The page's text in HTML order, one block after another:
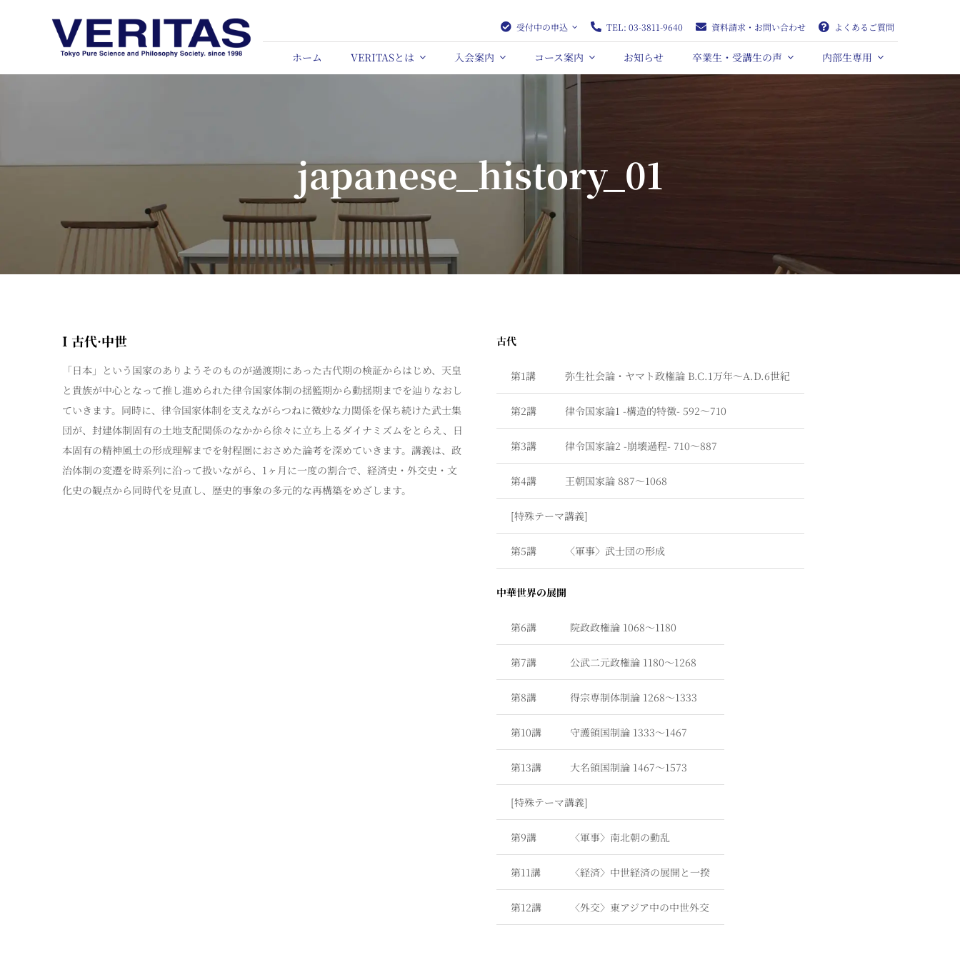
受付中の申込 TEL: 03-3811-9640 資料請求・お問い合わせ よくあるご質問
ホーム VERITASとは 入会案内 コース案内 お知らせ 卒業生・受講生の声 内部生専用
japanese_history_01
I 古代·中世
「日本」という国家のありようそのものが過渡期にあった古代期の検証からはじめ、天皇
と貴族が中心となって推し進められた律令国家体制の揺籃期から動揺期までを辿りなおし
ていきます。同時に、律令国家体制を支えながらつねに微妙な力関係を保ち続けた武士集
団が、封建体制固有の土地支配関係のなかから徐々に立ち上るダイナミズムをとらえ、日
本固有の精神風土の形成理解までを射程圏におさめた論考を深めていきます。講義は、政
治体制の変遷を時系列に沿って扱いながら、1ヶ月に一度の割合で、経済史・外交史・文
化史の観点から同時代を見直し、歴史的事象の多元的な再構築をめざします。
古代
第1講 弥生社会論・ヤマト政権論 B.C.1万年〜A.D.6世紀
第2講 律令国家論1 -構造的特徴-592〜710
第3講 律令国家論2 -崩壊過程-710〜887
第4講 王朝国家論 887〜1068
[特殊テーマ講義]
第5講 〈軍事〉武士団の形成
中華世界の展開
第6講 院政政権論 1068〜1180
第7講 公武二元政権論 1180〜1268
第8講 得宗専制体制論 1268〜1333
第10講 守護領国制論 1333〜1467
第13講 大名領国制論 1467〜1573
[特殊テーマ講義]
第9講 〈軍事〉南北朝の動乱
第11講 〈経済〉中世経済の展開と一揆
第12講 〈外交〉東アジア中の中世外交